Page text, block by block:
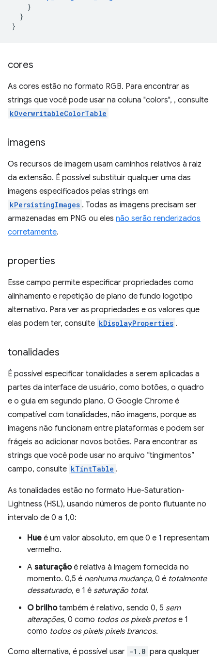
}
}
}
cores
As cores estão no formato RGB. Para encontrar as
strings que você pode usar na coluna "colors", , consulte
kOverwritableColorTable
imagens
Os recursos de imagem usam caminhos relativos à raiz
da extensão. É possível substituir qualquer uma das
imagens especificados pelas strings em
kPersistingImages . Todas as imagens precisam ser
armazenadas em PNG ou eles não serão renderizados
corretamente.
properties
Esse campo permite especificar propriedades como
alinhamento e repetição de plano de fundo logotipo
alternativo. Para ver as propriedades e os valores que
elas podem ter, consulte kDisplayProperties .
tonalidades
É possível especificar tonalidades a serem aplicadas a
partes da interface de usuário, como botões, o quadro
e o guia em segundo plano. O Google Chrome é
compatível com tonalidades, não imagens, porque as
imagens não funcionam entre plataformas e podem ser
frágeis ao adicionar novos botões. Para encontrar as
strings que você pode usar no arquivo “tingimentos”
campo, consulte kTintTable .
As tonalidades estão no formato Hue-Saturation-
Lightness (HSL), usando números de ponto flutuante no
intervalo de 0 a 1,0:
Hue é um valor absoluto, em que 0 e 1 representam
vermelho.
A saturaçãoé relativa à imagem fornecida no
momento. 0,5 é nenhuma mudança, 0 é totalmente
dessaturado, e 1 é saturação total.
O brilhotambém é relativo, sendo 0, 5 sem
alterações, 0 como todos os pixels pretose 1
como todos os pixels pixels brancos.
Como alternativa, é possível usar -1.0 para qualquer